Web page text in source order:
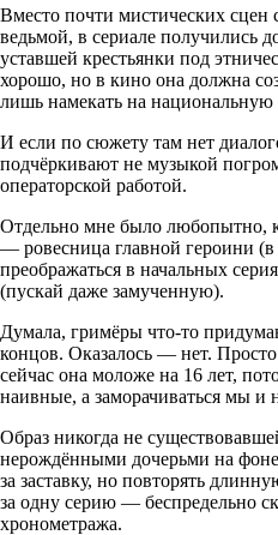
Вместо почти мистических сцен
ведьмой, в сериале получились
уставшей крестьянки под
хорошо, но в кино она должна
лишь намекать на национальную
И если по сюжету там нет
подчёркивают не музыкой
операторской работой.
Отдельно мне было любопытно,
— ровесница главной героини (в
преображаться в начальных
(пускай даже замученную).
Думала, гримёры что-то
концов. Оказалось — нет. Просто
сейчас она моложе на 16 лет,
наивные, а заморачиваться мы и
Образ никогда не
нерождёнными дочерьми на
за заставку, но повторять
за одну серию — беспредельно
хронометража.